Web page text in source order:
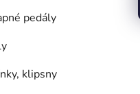
pedály
klipsny